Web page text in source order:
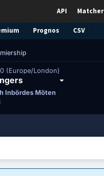
Matcher
API
Prognos CSV
(Europe/London)
Inbördes Möten